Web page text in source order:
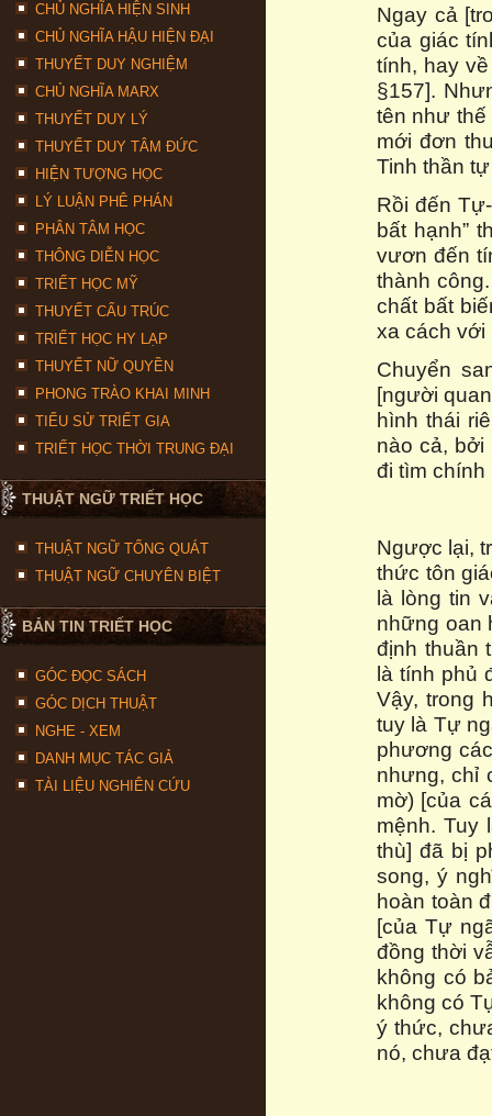
CHỦ NGHĨA HIỆN SINH
CHỦ NGHĨA HẬU HIỆN ĐẠI
THUYẾT DUY NGHIỆM
CHỦ NGHĨA MARX
THUYẾT DUY LÝ
THUYẾT DUY TÂM ĐỨC
HIỆN TƯỢNG HỌC
LÝ LUẬN PHÊ PHÁN
PHÂN TÂM HỌC
THÔNG DIỄN HỌC
TRIẾT HỌC MỸ
THUYẾT CẤU TRÚC
TRIẾT HỌC HY LẠP
THUYẾT NỮ QUYỀN
PHONG TRÀO KHAI MINH
TIỂU SỬ TRIẾT GIA
TRIẾT HỌC THỜI TRUNG ĐẠI
THUẬT NGỮ TRIẾT HỌC
THUẬT NGỮ TỔNG QUÁT
THUẬT NGỮ CHUYÊN BIỆT
BẢN TIN TRIẾT HỌC
GÓC ĐỌC SÁCH
GÓC DỊCH THUẬT
NGHE - XEM
DANH MỤC TÁC GIẢ
TÀI LIỆU NGHIÊN CỨU
Ngay cả
của giác
tính, hay
§157].
tên như thế
mới đơn
Tinh thần
Rồi đến
bất hạnh”
vươn đến
thành
chất bất
xa cách với
Chuyển
[người
hình thái
nào cả,
đi tìm chính
Ngược lại,
thức tôn
là lòng tin
những oan
định thuần
là tính phủ
Vậy, trong
tuy là Tự
phương
nhưng, chỉ
mờ) [của
mệnh. Tuy
thù] đã bị
song, ý
hoàn toàn
[của Tự
đồng thời
không có
không có
ý thức,
nó, chưa